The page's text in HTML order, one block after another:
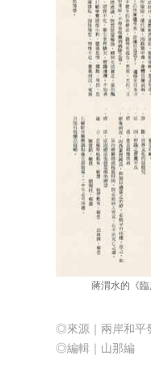
蔣渭水的《
◎來源｜兩岸和平
◎編輯｜山那編